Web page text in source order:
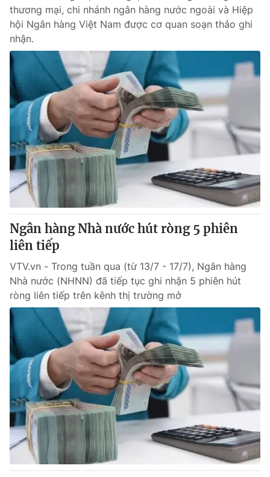
thương mại, chi nhánh ngân hàng nước ngoài và Hiệp
hội Ngân hàng Việt Nam được cơ quan soạn thảo ghi
nhận.
Ngân hàng Nhà nước hút ròng 5 phiên
liên tiếp
VTV.vn - Trong tuần qua (từ 13/7 - 17/7), Ngân hàng
Nhà nước (NHNN) đã tiếp tục ghi nhận 5 phiên hút
ròng liên tiếp trên kênh thị trường mở